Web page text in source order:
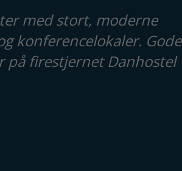
med stort, moderne
konferencelokaler. Gode
på firestjernet Danhostel